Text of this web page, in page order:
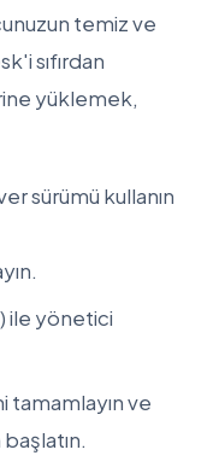
temiz ve
sıfırdan
yüklemek,
sürümü kullanın
ile yönetici
tamamlayın ve